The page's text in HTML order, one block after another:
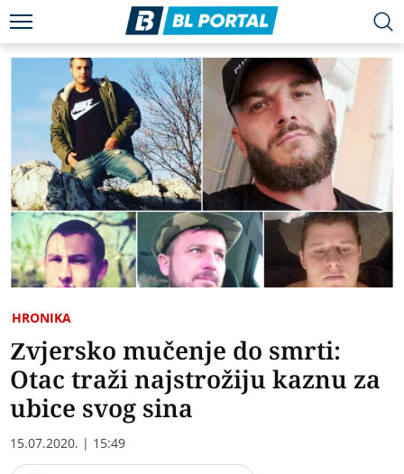
HRONIKA
Zvjersko mučenje do smrti:
Otac traži najstrožiju kaznu za
ubice svog sina
15.07.2020. | 15:49